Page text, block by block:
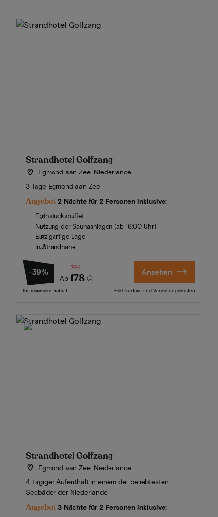
Strandhotel Golfzang
Egmond aan Zee, Niederlande
3 Tage Egmond aan Zee
Angebot 2 Nächte für 2 Personen inklusive:
Frühstücksbuffet
Nutzung der Saunaanlagen (ab 16:00 Uhr)
Einzigartige Lage
In Strandnähe
-39%
Ab
294
178
Ihr maximaler Rabatt
Ansehen
Exkl. Kurtaxe und Verwaltungskosten
Strandhotel Golfzang
Egmond aan Zee, Niederlande
4-tägiger Aufenthalt in einem der beliebtesten
Seebäder der Niederlande
Angebot 3 Nächte für 2 Personen inklusive: